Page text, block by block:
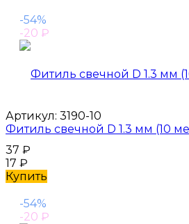
-54%
-20 ₽
Артикул: 3190-10
Фитиль свечной D 1.3 мм (10
37 ₽
17 ₽
Купить
-54%
-20 ₽